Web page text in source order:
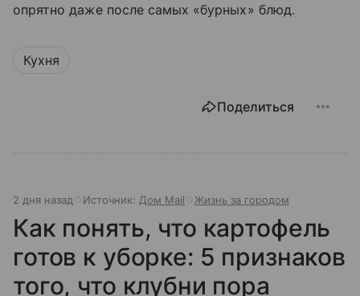
опрятно даже после самых «бурных» блюд.
Кухня
Поделиться
2 дня назад Источник: Дом Mail Жизнь за городом
Как понять, что картофель
готов к уборке: 5 признаков
того, что клубни пора